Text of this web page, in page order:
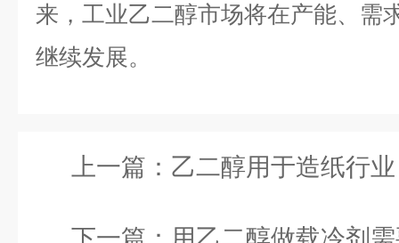
来，工业乙二醇市场将在产能、需
继续发展。
上一篇： 乙二醇用于造纸行业：